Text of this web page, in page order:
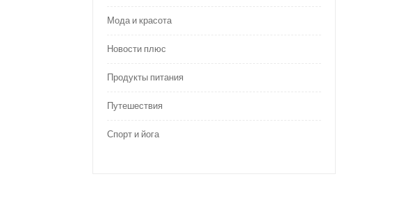
Мода и красота
Новости плюс
Продукты питания
Путешествия
Спорт и йога